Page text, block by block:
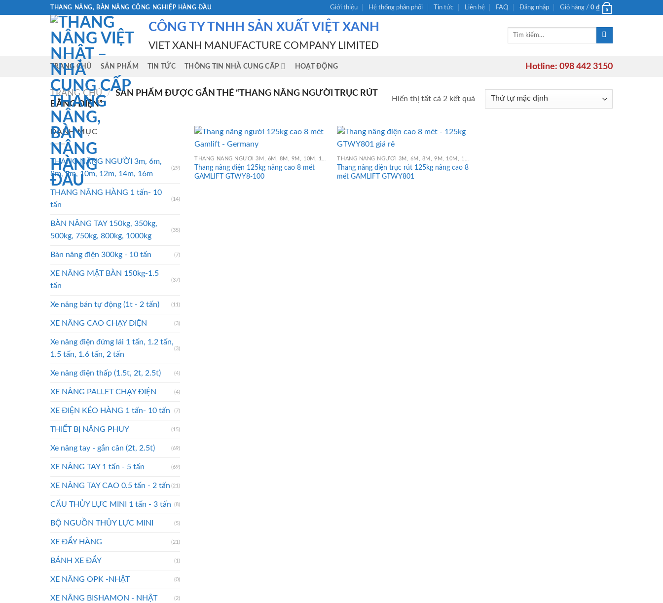
THANG NÂNG, BÀN NÂNG CÔNG NGHIỆP HÀNG ĐẦU Giới thiệu Hệ thống phân phối Tin tức Liên hệ FAQ Đăng nhập Giỏ hàng / 0 ₫ 0
CÔNG TY TNHH SẢN XUẤT VIỆT XANH
VIET XANH MANUFACTURE COMPANY LIMITED
Tìm
TRANG CHỦ SẢN PHẨM TIN TỨC THÔNG TIN NHÀ CUNG CẤP HOẠT ĐỘNG Hotline: 098 442 3150
TRANG CHỦ / SẢN PHẨM ĐƯỢC GẮN THẺ “THANG NÂNG NGƯỜI TRỤC RÚT
BẰNG ĐIỆN”
Hiển thị tất cả 2 kết quả
DANH MỤC
THANG NÂNG NGƯỜI 3m, 6m,
8m, 9m, 10m, 12m, 14m, 16m
(29)
THANG NÂNG HÀNG 1 tấn- 10
tấn
(14)
BÀN NÂNG TAY 150kg, 350kg,
500kg, 750kg, 800kg, 1000kg
(35)
Bàn nâng điện 300kg - 10 tấn (7)
XE NÂNG MẶT BÀN 150kg-1.5
tấn
(37)
Xe nâng bán tự động (1t - 2 tấn) (11)
XE NÂNG CAO CHẠY ĐIỆN (3)
Xe nâng điện đứng lái 1 tấn, 1.2 tấn,
1.5 tấn, 1.6 tấn, 2 tấn
(3)
Xe nâng điện thấp (1.5t, 2t, 2.5t) (4)
XE NÂNG PALLET CHẠY ĐIỆN (4)
XE ĐIỆN KÉO HÀNG 1 tấn- 10 tấn (7)
THIẾT BỊ NÂNG PHUY (15)
Xe nâng tay - gắn cân (2t, 2.5t) (69)
XE NÂNG TAY 1 tấn - 5 tấn (69)
XE NÂNG TAY CAO 0.5 tấn - 2 tấn (21)
CẨU THỦY LỰC MINI 1 tấn - 3 tấn (8)
BỘ NGUỒN THỦY LỰC MINI (5)
XE ĐẨY HÀNG (21)
BÁNH XE ĐẨY (1)
XE NÂNG OPK -NHẬT (0)
XE NÂNG BISHAMON - NHẬT (2)
Thang nâng điện 125kg nâng cao 8 mét
GAMLIFT GTWY8-100
Thang nâng điện trục rút 125kg nâng cao 8
mét GAMLIFT GTWY801